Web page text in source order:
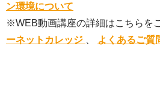
ン環境について
※WEB動画講座の詳細はこちらを
ーネットカレッジ
よくあるご質